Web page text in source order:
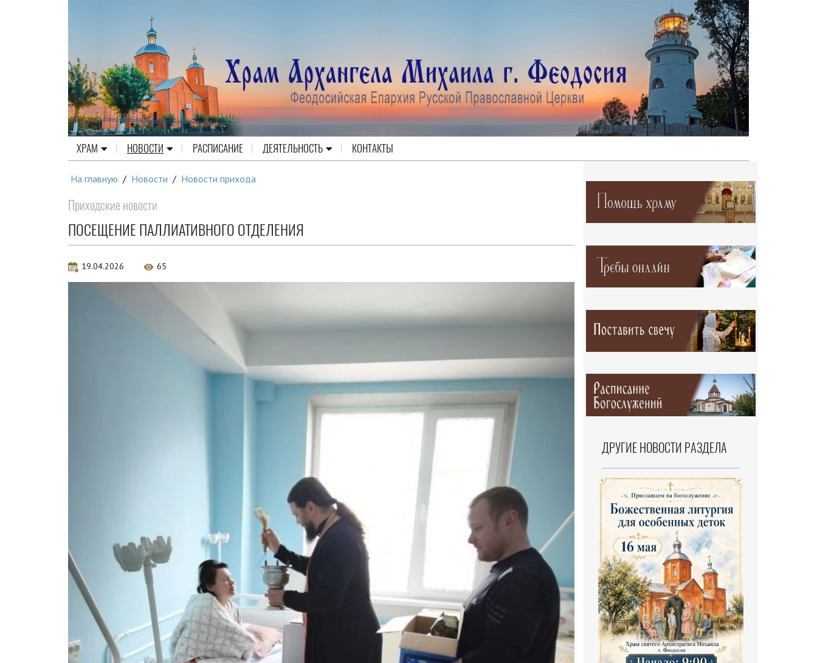
ХРАМ НОВОСТИ РАСПИСАНИЕ ДЕЯТЕЛЬНОСТЬ КОНТАКТЫ
На главную / Новости / Новости прихода
Приходские новости
ПОСЕЩЕНИЕ ПАЛЛИАТИВНОГО ОТДЕЛЕНИЯ
19.04.2026 65
ДРУГИЕ НОВОСТИ РАЗДЕЛА